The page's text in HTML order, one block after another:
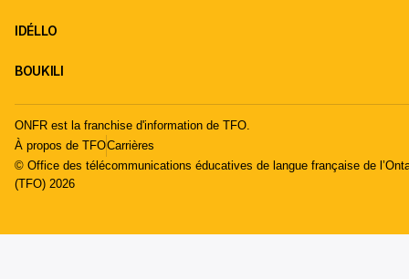
IDÉLLO
BOUKILI
ONFR est la franchise d'information de TFO.
À propos de TFOCarrières
© Office des télécommunications éducatives de langue française de
(TFO) 2026